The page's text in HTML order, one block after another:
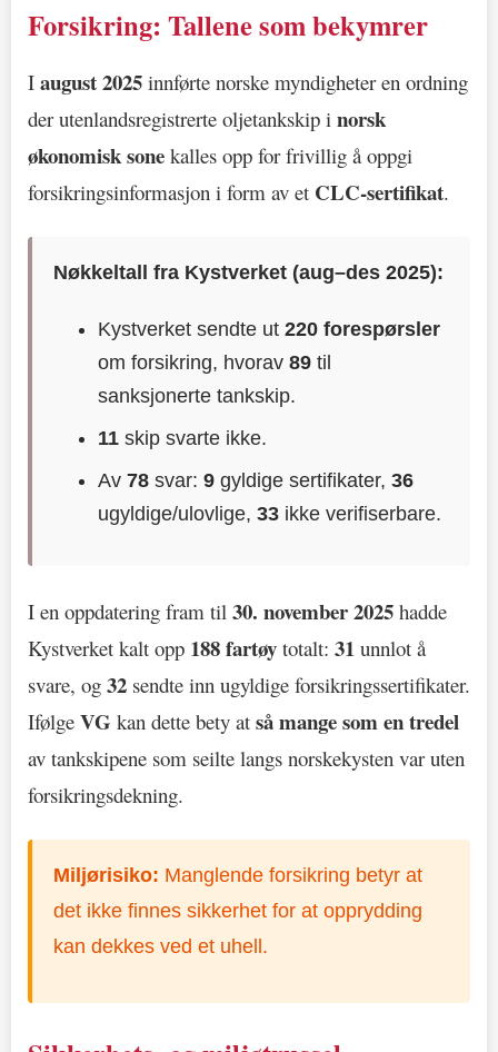
Forsikring: Tallene som bekymrer
I august 2025 innførte norske myndigheter en ordning
der utenlandsregistrerte oljetankskip i norsk
økonomisk sone kalles opp for frivillig å oppgi
forsikringsinformasjon i form av et CLC-sertifikat.
Nøkkeltall fra Kystverket (aug–des 2025):
Kystverket sendte ut220 forespørsler
om forsikring, hvorav89 til
sanksjonerte tankskip.
11 skip svarte ikke.
Av78 svar:9 gyldige sertifikater,36
ugyldige/ulovlige,33 ikke verifiserbare.
I en oppdatering fram til 30. november 2025 hadde
Kystverket kalt opp 188 fartøy totalt: 31 unnlot å
svare, og 32 sendte inn ugyldige forsikringssertifikater.
Ifølge VG kan dette bety at så mange som en tredel
av tankskipene som seilte langs norskekysten var uten
forsikringsdekning.
Miljørisiko: Manglende forsikring betyr at
det ikke finnes sikkerhet for at opprydding
kan dekkes ved et uhell.